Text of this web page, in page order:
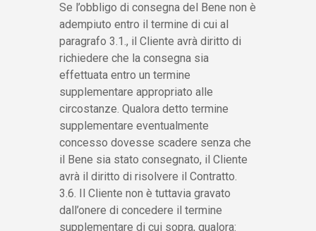
Se l’obbligo di consegna del Bene non è
adempiuto entro il termine di cui al
paragrafo 3.1., il Cliente avrà diritto di
richiedere che la consegna sia
effettuata entro un termine
supplementare appropriato alle
circostanze. Qualora detto termine
supplementare eventualmente
concesso dovesse scadere senza che
il Bene sia stato consegnato, il Cliente
avrà il diritto di risolvere il Contratto.
3.6. Il Cliente non è tuttavia gravato
dall’onere di concedere il termine
supplementare di cui sopra, qualora: